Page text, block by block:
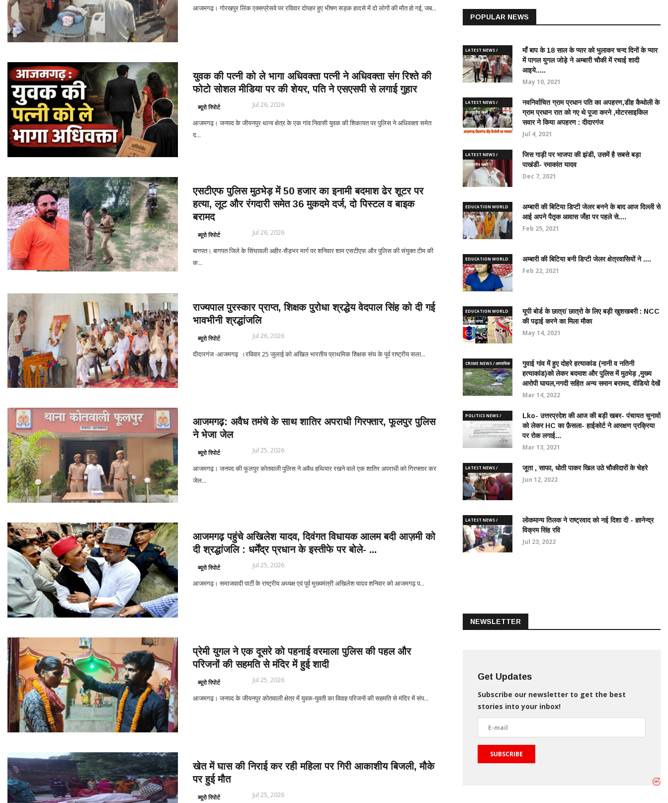
आजमगढ़। गोरखपुर लिंक एक्सप्रेसवे पर रविवार दोपहर हुए भीषण सड़क हादसे में दो लोगों की मौत हो गई, जब...
युवक की पत्नी को ले भागा अधिवक्ता पत्नी ने अधिवक्ता संग रिश्ते की
फोटो सोशल मीडिया पर की शेयर, पति ने एसएसपी से लगाई गुहार
ब्यूरो रिपोर्ट Jul 26, 2026
आजमगढ़। जनपद के जीयनपुर थाना क्षेत्र के एक गांव निवासी युवक की शिकायत पर पुलिस ने अधिवक्ता समेत
द...
एसटीएफ पुलिस मुठभेड़ में 50 हजार का इनामी बदमाश ढेर शूटर पर
हत्या, लूट और रंगदारी समेत 36 मुकदमे दर्ज, दो पिस्टल व बाइक
बरामद
ब्यूरो रिपोर्ट Jul 26, 2026
बागपत। बागपत जिले के सिंघावली अहीर-सैड़भर मार्ग पर शनिवार शाम एसटीएफ और पुलिस की संयुक्त टीम की
क...
राज्यपाल पुरस्कार प्राप्त, शिक्षक पुरोधा श्रद्धेय वेदपाल सिंह को दी गई
भावभीनी श्रद्धांजलि
ब्यूरो रिपोर्ट Jul 26, 2026
दीदारगंज -आजमगढ़ ।रविवार 25 जुलाई को अखिल भारतीय प्राथमिक शिक्षक संघ के पूर्व राष्ट्रीय सला...
आजमगढ़: अवैध तमंचे के साथ शातिर अपराधी गिरफ्तार, फूलपुर पुलिस
ने भेजा जेल
ब्यूरो रिपोर्ट Jul 25, 2026
आजमगढ़। जनपद की फूलपुर कोतवाली पुलिस ने अवैध हथियार रखने वाले एक शातिर अपराधी को गिरफ्तार कर
जेल...
आजमगढ़ पहुंचे अखिलेश यादव, दिवंगत विधायक आलम बदी आज़मी को
दी श्रद्धांजलि : धर्मेंद्र प्रधान के इस्तीफे पर बोले- ...
ब्यूरो रिपोर्ट Jul 25, 2026
आजमगढ़। समाजवादी पार्टी के राष्ट्रीय अध्यक्ष एवं पूर्व मुख्यमंत्री अखिलेश यादव शनिवार को आजमगढ़ प...
प्रेमी युगल ने एक दूसरे को पहनाई वरमाला पुलिस की पहल और
परिजनों की सहमति से मंदिर में हुई शादी
ब्यूरो रिपोर्ट Jul 25, 2026
आजमगढ़। जनपद के जीयनपुर कोतवाली क्षेत्र में युवक-युवती का विवाह परिजनों की सहमति से मंदिर में संप...
खेत में घास की निराई कर रही महिला पर गिरी आकाशीय बिजली, मौके
पर हुई मौत
ब्यूरो रिपोर्ट Jul 25, 2026
POPULAR NEWS
LATEST NEWS /
ताज़ातरीन खबरें
माँ बाप के 18 साल के प्यार को भुलाकर चन्द दिनों के प्यार
में पागल युगल जोड़े ने अम्बारी चौकी में रचाई शादी
आइये.....
May 10, 2021
LATEST NEWS /
ताज़ातरीन खबरें
नवनिर्वाचित ग्राम प्रधान पति का अपहरण,डीह कैथोली के
ग्राम प्रधान रात को गए थे पूजा करने ,मोटरसाइकिल
सवार ने किया अपहरण : दीदारगंज
Jul 4, 2021
LATEST NEWS /
ताज़ातरीन खबरें
जिस गाड़ी पर भाजपा की झंडी, उसमें है सबसे बड़ा
पाखंडी- रमाकांत यादव
Dec 7, 2021
EDUCATION WORLD
/ शिक्षा जगत
अम्बारी की बिटिया डिप्टी जेलर बनने के बाद आज दिल्ली से
आई अपने पैतृक आवास जँहा पर पहले से....
Feb 25, 2021
EDUCATION WORLD
/ शिक्षा जगत
अम्बारी की बिटिया बनी डिप्टी जेलर क्षेत्रवासियों ने ....
Feb 22, 2021
EDUCATION WORLD
/ शिक्षा जगत
यूपी बोर्ड के छात्र/ छात्रो के लिए बड़ी खुशखबरी : NCC
की पढ़ाई करने का मिला मौका
May 14, 2021
CRIME NEWS / आपराधिक
ख़बरे
गुवाई गांव में हुए दोहरे हत्याकांड (नानी व नतिनी
हत्याकांड)को लेकर बदमाश और पुलिस में मुठभेड़ ,मुख्य
आरोपी घायल,नगदी सहित अन्य समान बरामद, वीडियो देखें
Mar 14, 2022
POLITICS NEWS /
राजनीतिक समाचार
Lko- उत्तरप्रदेश की आज की बड़ी खबर- पंचायत चुनावों
को लेकर HC का फ़ैसला- हाईकोर्ट ने आरक्षण प्रक्रिया
पर रोक लगाई...
Mar 13, 2021
LATEST NEWS /
ताज़ातरीन खबरें
जूता , साफा, धोती पाकर खिल उठे चौकीदारों के चेहरे
Jun 12, 2022
LATEST NEWS /
ताज़ातरीन खबरें
लोकमान्य तिलक ने राष्ट्रवाद को नई दिशा दी - ज्ञानेन्द्र
विक्रम सिंह रवि
Jul 23, 2022
NEWSLETTER
Get Updates
Subscribe our newsletter to get the best
stories into your inbox!
SUBSCRIBE